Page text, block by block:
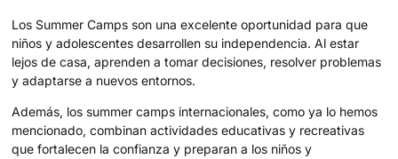
Los Summer Camps son una excelente oportunidad para que
niños y adolescentes desarrollen su independencia. Al estar
lejos de casa, aprenden a tomar decisiones, resolver problemas
y adaptarse a nuevos entornos.
Además, los summer camps internacionales, como ya lo hemos
mencionado, combinan actividades educativas y recreativas
que fortalecen la confianza y preparan a los niños y